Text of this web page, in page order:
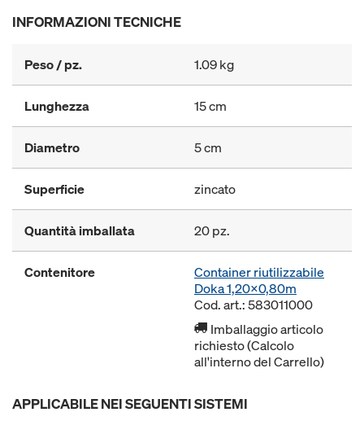
INFORMAZIONI TECNICHE
Peso / pz. 1.09 kg
Lunghezza 15 cm
Diametro 5 cm
Superficie zincato
Quantità imballata 20 pz.
Contenitore
Container riutilizzabile
Doka 1,20x0,80m
Cod. art.: 583011000
Imballaggio articolo
richiesto (Calcolo
all'interno del Carrello)
APPLICABILE NEI SEGUENTI SISTEMI